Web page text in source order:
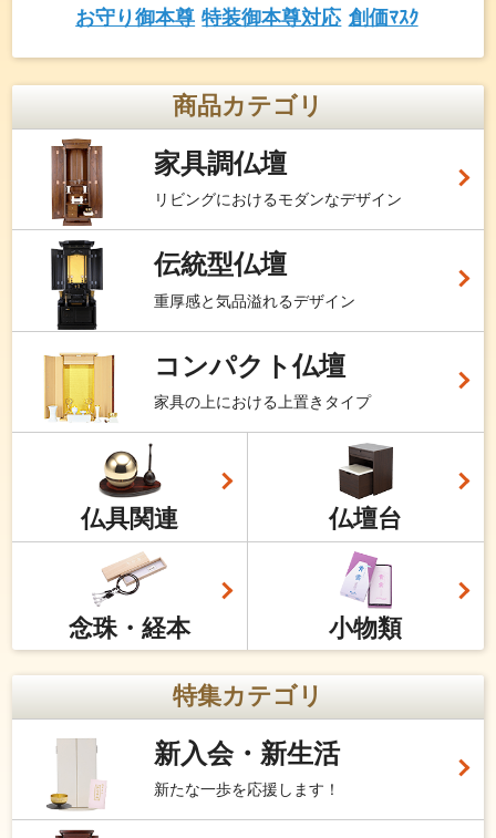
お守り御本尊 特装御本尊対応 創価ﾏｽｸ
商品カテゴリ
家具調仏壇
リビングにおけるモダンなデザイン
伝統型仏壇
重厚感と気品溢れるデザイン
コンパクト仏壇
家具の上における上置きタイプ
仏具関連 仏壇台
念珠・経本 小物類
特集カテゴリ
新入会・新生活
新たな一歩を応援します！